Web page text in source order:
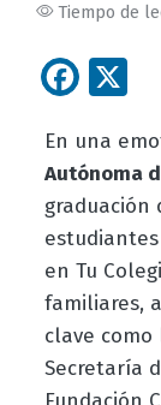
Tiempo de
En una
Autónoma
graduación
en Tu
familiares,
clave como
Secretaría